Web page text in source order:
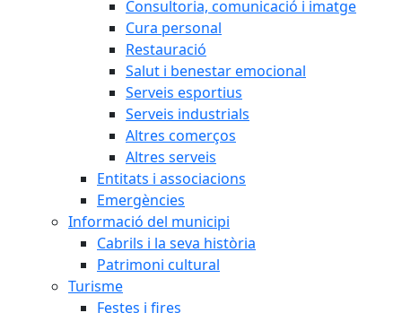
Consultoria, comunicació i imatge
Cura personal
Restauració
Salut i benestar emocional
Serveis esportius
Serveis industrials
Altres comerços
Altres serveis
Entitats i associacions
Emergències
Informació del municipi
Cabrils i la seva història
Patrimoni cultural
Turisme
Festes i fires